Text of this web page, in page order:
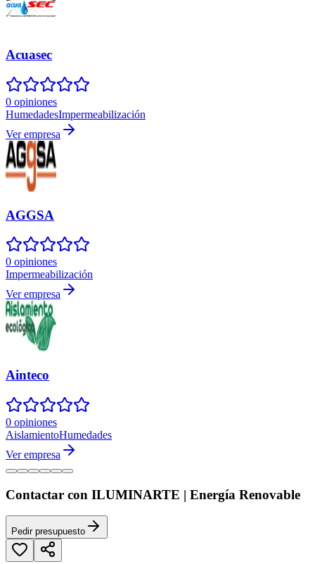
Acuasec
0 opiniones
HumedadesImpermeabilización
Ver empresa
AGGSA
0 opiniones
Impermeabilización
Ver empresa
Ainteco
0 opiniones
AislamientoHumedades
Ver empresa
Contactar con ILUMINARTE | Energía Renovable
Pedir presupuesto